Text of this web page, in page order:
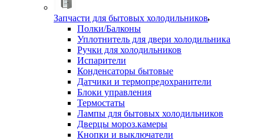
Запчасти для бытовых холодильников
Полки/Балконы
Уплотнитель для двери холодильника
Ручки для холодильников
Испарители
Конденсаторы бытовые
Датчики и термопредохранители
Блоки управления
Термостаты
Лампы для бытовых холодильников
Дверцы мороз.камеры
Кнопки и выключатели